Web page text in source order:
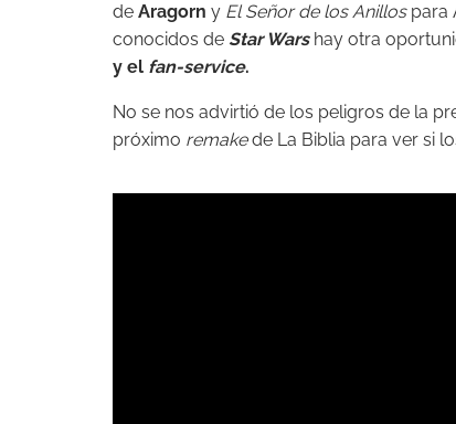
de Aragorn y El Señor de los Anillos para
conocidos de Star Wars hay otra
y el fan-service.
No se nos advirtió de los peligros de la
próximo remakede La Biblia para ver si